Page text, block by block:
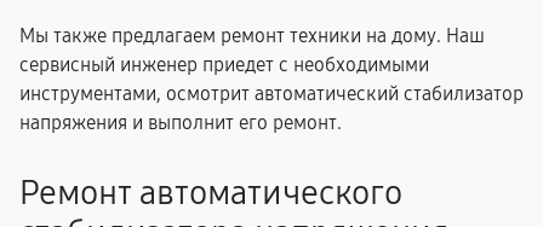
Мы также предлагаем ремонт техники на дому. Наш
сервисный инженер приедет с необходимыми
инструментами, осмотрит автоматический стабилизатор
напряжения и выполнит его ремонт.
Ремонт автоматического